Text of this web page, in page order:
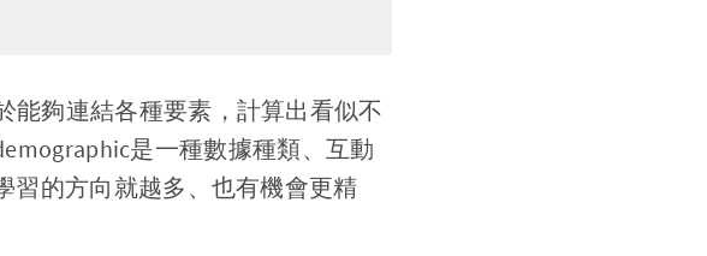
能夠連結各種要素，計算出看似不
是一種數據種類、互動
習的方向就越多、也有機會更精